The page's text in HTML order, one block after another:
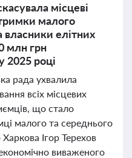
місцеві
малого
власники елітних
млн грн
2025 році
рада ухвалила
всіх місцевих
що стало
малого та середнього
Ігор Терехов
виваженого